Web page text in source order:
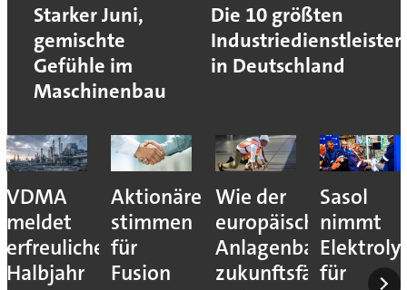
Starker Juni,
gemischte
Gefühle im
Maschinenbau
Die 10 größten
Industriedienstleister
in Deutschland
VDMA
meldet
erfreuliches
Halbjahr
Aktionäre
stimmen
für
Fusion
Wie der
europäische
Anlagenbau
zukunftsfähig
Sasol
nimmt
für